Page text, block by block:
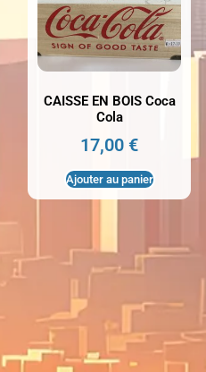
CAISSE EN BOIS Coca
Cola
17,00€
Ajouter au panier